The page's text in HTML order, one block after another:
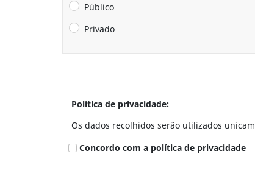
Público
Privado
Política de privacidade:
Os dados recolhidos serão utilizados
Concordo com a política de privacidade